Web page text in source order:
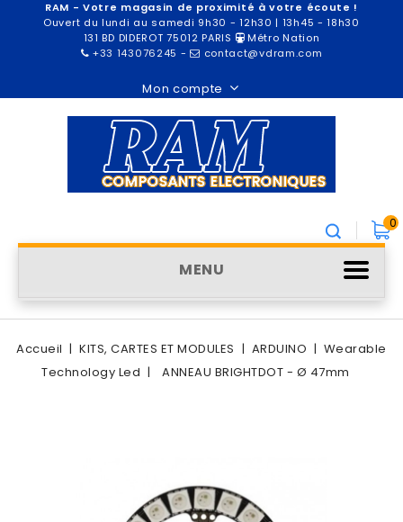
RAM - Votre magasin de proximité à votre écoute !
Ouvert du lundi au samedi 9h30 - 12h30 | 13h45 - 18h30
131 BD DIDEROT 75012 PARIS
Métro Nation
+33 143076245 - contact@vdram.com
Mon compte
0
MENU
Accueil KITS, CARTES ET MODULES ARDUINO
Wearable
Technology Led
ANNEAU BRIGHTDOT - Ø 47mm